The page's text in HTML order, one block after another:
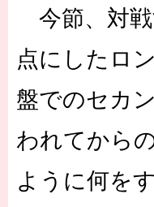
今節、対戦
点にしたロ
盤でのセカ
われてから
ように何を